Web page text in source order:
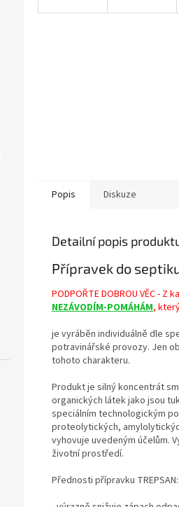
Popis Diskuze
Detailní popis
Přípravek do
PODPOŘTE DOBROU VĚC -
NEZÁVODÍM-POMÁHÁM,
je vyráběn individuálně dle
potravinářské provozy. Jen
tohoto charakteru.
Produkt je silný koncentrát
organických látek jako jsou
speciálním technologickým
proteolytických,
vyhovuje uvedeným účelům.
životní prostředí.
Přednosti přípravku TREPSAN: